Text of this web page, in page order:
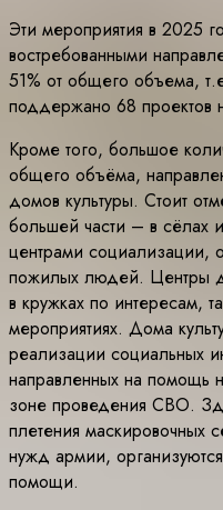
Эти мероприятия в 2025
востребованными
51% от общего объема,
поддержано 68 проектов
Кроме того, большое
общего объёма,
домов культуры. Стоит
большей части – в сёлах
центрами
пожилых людей. Центры
в кружках по интересам,
мероприятиях. Дома
реализации социальных
направленных на помощь
зоне проведения СВО.
плетения маскировочных
нужд армии,
помощи.